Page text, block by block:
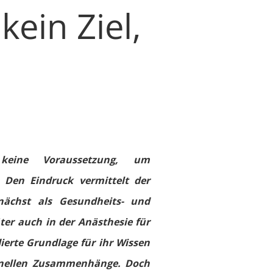
Ziel,
Voraussetzung, um
Eindruck vermittelt der
als Gesundheits- und
auch in der Anästhesie für
Grundlage für ihr Wissen
Zusammenhänge. Doch